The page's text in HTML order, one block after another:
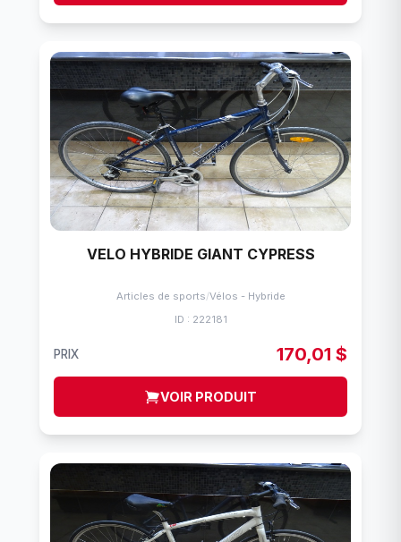
VELO HYBRIDE GIANT CYPRESS
Articles de sports/Vélos - Hybride
ID : 222181
PRIX 170,01 $
VOIR PRODUIT